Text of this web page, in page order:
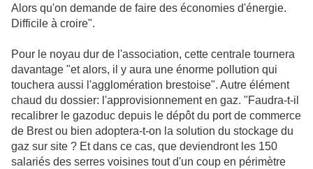
Alors qu'on demande de faire des économies d'énergie.
Difficile à croire".
Pour le noyau dur de l'association, cette centrale tournera
davantage "et alors, il y aura une énorme pollution qui
touchera aussi l'agglomération brestoise". Autre élément
chaud du dossier: l'approvisionnement en gaz. "Faudra-t-il
recalibrer le gazoduc depuis le dépôt du port de commerce
de Brest ou bien adoptera-t-on la solution du stockage du
gaz sur site ? Et dans ce cas, que deviendront les 150
salariés des serres voisines tout d'un coup en périmètre